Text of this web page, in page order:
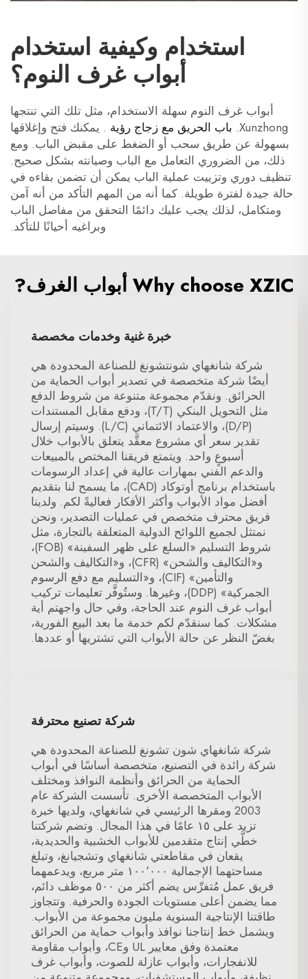
استخدام وكيفية استخدام
أبواب غرف النوم؟
أبواب غرف النوم سهلة الاستخدام، مثل تلك التي تنتجها
Xunzhong. باب الحريق مع زجاج رؤية . يمكنك فتح وإغلاقها
بسهولة عن طريق سحب أو الضغط على مقبض الباب. ومع
ذلك، من الضروري التعامل مع الباب وصيانته بشكل صحيح.
تنظيف دوري وتزييت عملية الباب يمكن أن تضمن بقاءه في
حالة جيدة لفترة طويلة. كما أنه من المهم التأكد من أنه آمن
ومتكامل، لذلك يجب عليك دائمًا التحقق من مفاصل الباب
وبراغيه أحيانًا للتأكد.
Why choose XZIC أبواب الغرف?
خبرة غنية وخدمات مخصصة
شركة شانغهاي شونتشونغ للصناعة المحدودة هي
أيضًا شركة متخصصة في تصدير أبواب الحماية من
الحرائق. ونقدّم مجموعة متنوعة من شروط الدفع
مثل التحويل البنكي (T/T)، ودفع مقابل المستندات
(D/P)، والاعتماد الائتماني (L/C). وسيتم إرسال
تقدير سعر أي مشروع معقَّد يتعلق بالأبواب خلال
أسبوعٍ واحد. ويتمتع فريقنا المختص بالمبيعات
والدعم الفني بمهارات عالية في إعداد الرسومات
باستخدام برنامج أوتوكاد (CAD)، ما يسمح لنا بتقديم
أفضل مواد الأبواب وأكثر الأفكار فعاليةً لكم. ولدينا
فريق محترف متخصص في عمليات التصدير، ونحن
نمتثل لجميع اللوائح الدولية المتعلقة بالتجارة، مثل
شروط التسليم «السلع على ظهر السفينة» (FOB)،
و«التكاليف والشحن» (CFR)، و«التكاليف والشحن
والتأمين» (CIF)، و«التسليم مع دفع الرسوم
الجمركية» (DDP)، وغيرها. وستُوفَّر تعليمات تركيب
أبواب غرف النوم عند الحاجة، وفي حال واجهتم أية
مشكلات. كما سنقدّم لكم خدمة ما بعد البيع الفورية،
بغضّ النظر عن حالة الأبواب التي تشتريها أو عددها.
شركة تصنيع محترفة
شركة شانغهاي شون تشونغ للصناعة المحدودة هي
شركة رائدة في التصنيع، متخصصة أساسًا في أبواب
الحماية من الحرائق وأنظمة النوافذ ومختلف
الأبواب المتخصصة الأخرى. تأسست الشركة عام
2003 ومقرها الرئيسي في شانغهاي، ولديها خبرة
تزيد على ١٥ عامًا في هذا المجال. وتضم شركتنا
خطَّي إنتاج متقدمين للأبواب الخشبية والحديدية،
يقعان في مقاطعتي شانغهاي وتشجيانغ، وتبلغ
مساحتهما الإجمالية ١٠٠٬٠٠٠ متر مربع، ويدعمهما
فريق عمل مُتفرِّس يضم أكثر من ٥٠٠ موظف دائم،
مما يضمن أعلى مستويات الجودة والحرفية. وتتجاوز
طاقتنا الإنتاجية السنوية مليون مجموعة من الأبواب.
ويشمل خط إنتاجنا نوافذ وأبواب حماية من الحرائق
معتمدة وفق معايير UL وCE، وأبواب مقاومة
للانفجارات، وأبواب عازلة للصوت، وأبواب غرف